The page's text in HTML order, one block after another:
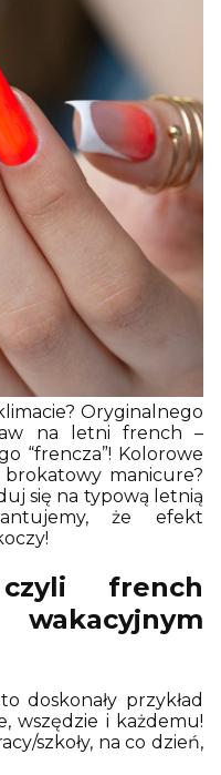
Oryginalnego
na letni french –
“frencza”! Kolorowe
brokatowy manicure?
się na typową letnią
że efekt
french
doskonały przykład
wszędzie i każdemu!
szkoły, na co dzień,